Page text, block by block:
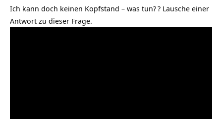
Ich kann doch keinen Kopfstand – was tun?? Lausche einer
Antwort zu dieser Frage.